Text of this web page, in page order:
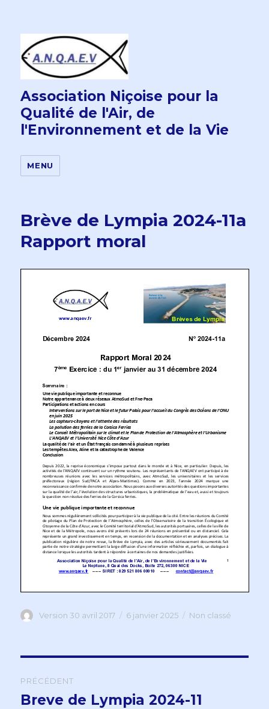
Association Niçoise pour la
Qualité de l'Air, de
l'Environnement et de la Vie
MENU
Brève de Lympia 2024-11a
Rapport moral
Auteur
Version 30 avril 2017
Publié
6 janvier 2025 Catégories
Non classé
de
PRÉCÉDENT
Publication
Breve de Lympia 2024-11